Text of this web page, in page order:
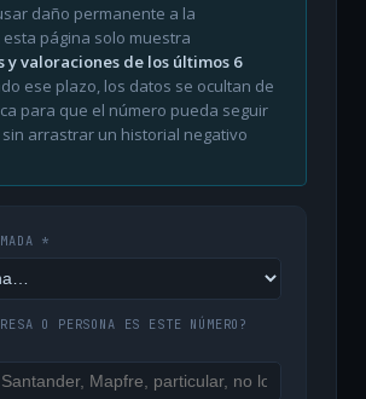
daño permanente a la
página solo muestra
y valoraciones de los últimos 6
ese plazo, los datos se ocultan de
para que el número pueda seguir
arrastrar un historial negativo
*
O PERSONA ES ESTE NÚMERO?